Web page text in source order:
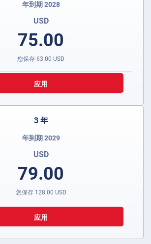
年到期 2028
USD
75.00
您保存 63.00 USD
应用
3 年
年到期 2029
USD
79.00
您保存 128.00 USD
应用